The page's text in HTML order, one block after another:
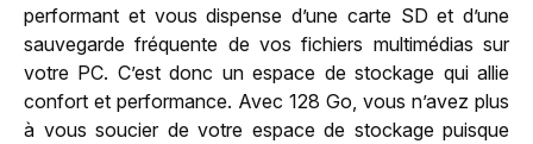
performant et vous dispense d’une carte SD et d’une
sauvegarde fréquente de vos fichiers multimédias sur
votre PC. C’est donc un espace de stockage qui allie
confort et performance. Avec 128 Go, vous n’avez plus
à vous soucier de votre espace de stockage puisque